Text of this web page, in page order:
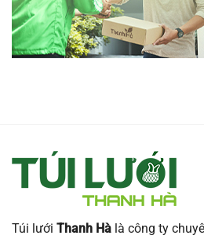
Túi lưới Thanh Hà là công ty